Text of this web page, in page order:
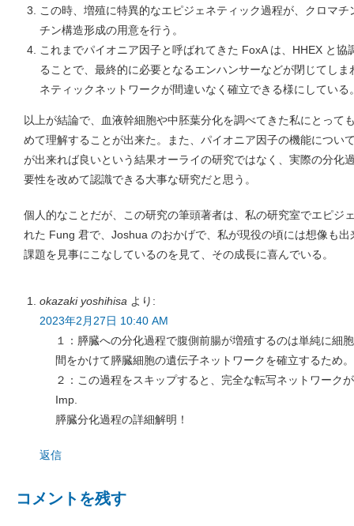
この時、増殖に特異的なエピジェネティック過程が、クロマ
チン構造形成の用意を行う。
これまでパイオニア因子と呼ばれてきた FoxA は、HHEX と
ることで、最終的に必要となるエンハンサーなどが閉じてし
ネティックネットワークが間違いなく確立できる様にしている
以上が結論で、血液幹細胞や中胚葉分化を調べてきた私にとって
めて理解することが出来た。また、パイオニア因子の機能につい
が出来れば良いという結果オーライの研究ではなく、実際の分化
要性を改めて認識できる大事な研究だと思う。
個人的なことだが、この研究の筆頭著者は、私の研究室でエピジ
れた Fung 君で、Joshua のおかげで、私が現役の頃には想像も
課題を見事にこなしているのを見て、その成長に喜んでいる。
okazaki yoshihisa より:
2023年2月27日 10:40 AM
１：膵臓への分化過程で腹側前腸が増殖するのは単純に細
間をかけて膵臓細胞の遺伝子ネットワークを確立するため。
２：この過程をスキップすると、完全な転写ネットワーク
Imp.
膵臓分化過程の詳細解明！
返信
コメントを残す